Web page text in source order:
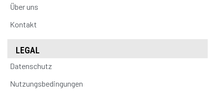
Über uns
Kontakt
LEGAL
Datenschutz
Nutzungsbedingungen